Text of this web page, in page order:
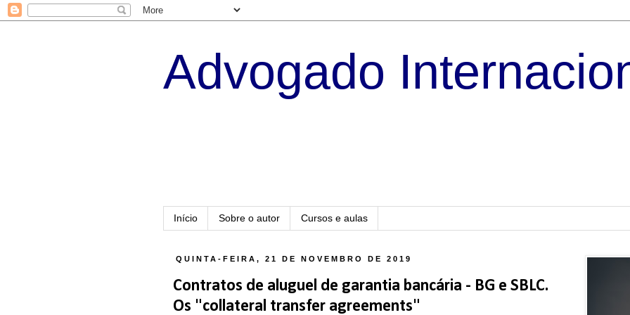
Advogado
Início Sobre o autor Cursos e aulas
QUINTA-FEIRA, 21 DE NOVEMBRO DE 2019
Contratos de aluguel de garantia bancária - BG e SBLC.
Os "collateral transfer agreements"